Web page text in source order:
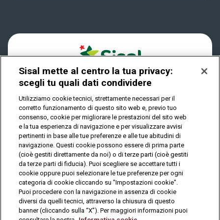
Play Your Date
Privacy
IL GIOCO È VIETATO AI MINORI E PUÒ CAUSARE
DIPENDENZA PATOLOGICA
© Copyright Sisal Italia S.p.A. - P.I. 02433760135
Privacy Cookies
Mappa
del
sito
Sisal mette al centro la tua privacy:
scegli tu quali dati condividere
Utilizziamo cookie tecnici, strettamente necessari per il
corretto funzionamento di questo sito web e, previo tuo
consenso, cookie per migliorare le prestazioni del sito web
e la tua esperienza di navigazione e per visualizzare avvisi
pertinenti in base alle tue preferenze e alle tue abitudini di
navigazione. Questi cookie possono essere di prima parte
(cioè gestiti direttamente da noi) o di terze parti (cioè gestiti
da terze parti di fiducia). Puoi scegliere se accettare tutti i
cookie oppure puoi selezionare le tue preferenze per ogni
categoria di cookie cliccando su "Impostazioni cookie".
Puoi procedere con la navigazione in assenza di cookie
diversi da quelli tecnici, attraverso la chiusura di questo
banner (cliccando sulla “X”). Per maggiori informazioni puoi